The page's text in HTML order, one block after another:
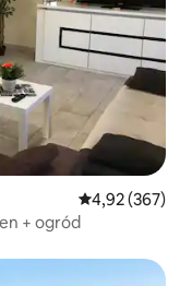
Średnia
4,92 (367)
+ ogród